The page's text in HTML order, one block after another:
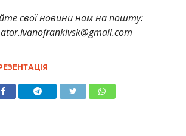
свої новини нам на пошту: